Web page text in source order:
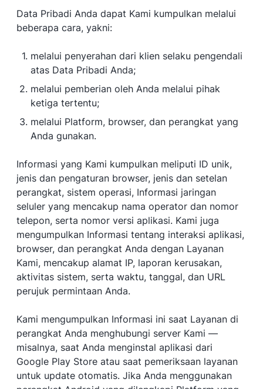
Data Pribadi Anda dapat Kami kumpulkan melalui
beberapa cara, yakni:
melalui penyerahan dari klien selaku pengendali
atas Data Pribadi Anda;
melalui pemberian oleh Anda melalui pihak
ketiga tertentu;
melalui Platform, browser, dan perangkat yang
Anda gunakan.
Informasi yang Kami kumpulkan meliputi ID unik,
jenis dan pengaturan browser, jenis dan setelan
perangkat, sistem operasi, Informasi jaringan
seluler yang mencakup nama operator dan nomor
telepon, serta nomor versi aplikasi. Kami juga
mengumpulkan Informasi tentang interaksi aplikasi,
browser, dan perangkat Anda dengan Layanan
Kami, mencakup alamat IP, laporan kerusakan,
aktivitas sistem, serta waktu, tanggal, dan URL
perujuk permintaan Anda.
Kami mengumpulkan Informasi ini saat Layanan di
perangkat Anda menghubungi server Kami —
misalnya, saat Anda menginstal aplikasi dari
Google Play Store atau saat pemeriksaan layanan
untuk update otomatis. Jika Anda menggunakan